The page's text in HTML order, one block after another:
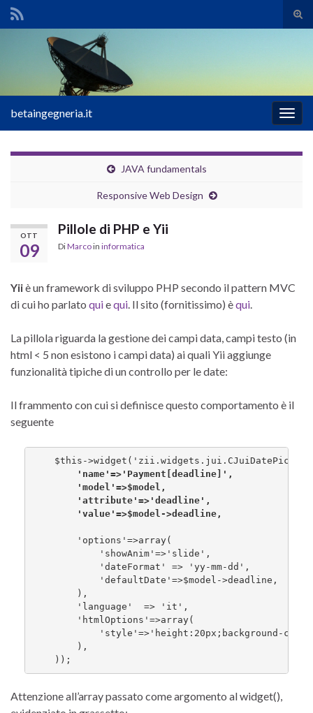
il
Search for:
la
betaingegneria.it
JAVA fundamentals
Responsive Web Design
OTT
09
Pillole di PHP e Yii
DiMarcoin informatica
Yiiè un framework di sviluppo PHP secondo il pattern MVC
di cui ho parlato quiequi . Il sito (fornitissimo) èqui
La pillola riguarda la gestione dei campi data, campi testo (in
html < 5 non esistono i campi data) ai quali Yii aggiunge
funzionalità tipiche di un controllo per le date:
Il frammento con cui si definisce questo comportamento è il
seguente
$this-
'name'=>'Payment[deadline]',
'model'=>$model,
'attribute'=>'deadline',
'value'=>$model->deadline,
'options'=>array(
'showAnim'=>'slide',
'dateFormat' => 'yy-mm-dd',
'defaultDate'=>$model->deadline,
),
'language'  => 'it',
'htmlOptions'=>array(
'style'=>'height:20px;background-
),
));
Attenzione all’array passato come argomento al widget(),